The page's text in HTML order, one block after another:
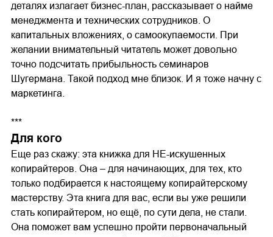
деталях излагает бизнес-план, рассказывает о найме
менеджмента и технических сотрудников. О
капитальных вложениях, о самоокупаемости. При
желании внимательный читатель может довольно
точно подсчитать прибыльность семинаров
Шугермана. Такой подход мне близок. И я тоже начну с
маркетинга.
***
Для кого
Еще раз скажу: эта книжка для НЕ-искушенных
копирайтеров. Она – для начинающих, для тех, кто
только подбирается к настоящему копирайтерскому
мастерству. Эта книга для вас, если вы уже решили
стать копирайтером, но ещё, по сути дела, не стали.
Она поможет вам успешно пройти первоначальный